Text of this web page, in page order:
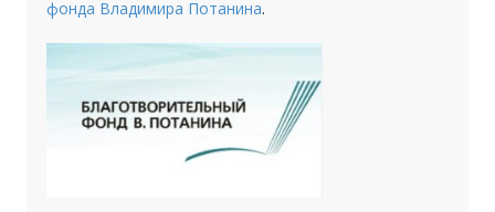
фонда Владимира Потанина.